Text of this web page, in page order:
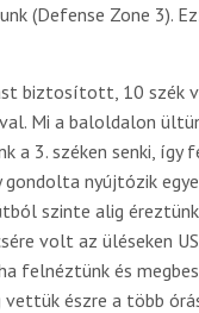
(Defense Zone 3).
biztosított, 10 szék
Mi a baloldalon
3. széken senki, így
nyújtózik
szinte alig
volt az üléseken
felnéztünk és
észre a több